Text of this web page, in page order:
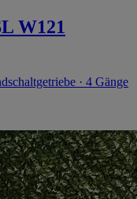
W121
· 4 Gänge